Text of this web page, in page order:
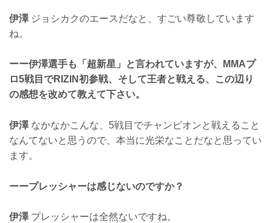
伊澤ジョシカクのエースだなと、すごい尊敬しています
ね。
ーー伊澤選手も「超新星」と言われていますが、MMAプ
ロ5戦目でRIZIN初参戦、そして王者と戦える、この辺り
の感想を改めて教えて下さい。
伊澤なかなかこんな、5戦目でチャンピオンと戦えること
なんてないと思うので、本当に光栄なことだなと思ってい
ます。
ーープレッシャーは感じないのですか？
伊澤プレッシャーは全然ないですね。